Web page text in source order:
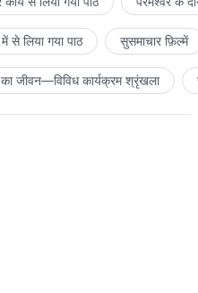
लिया गया पाठ सुसमाचार फ़िल्में
जीवन—विविध कार्यक्रम श्रृंखला